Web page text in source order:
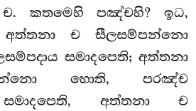
කතමෙහි පඤ්චහි? ඉධ,
ච සීලසම්පන්නො
සමාදපෙති; අත්තනා
හොති, පරඤ්ච
සමාදපෙති, අත්තනා ච